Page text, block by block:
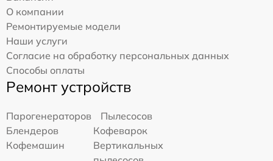
О компании
Ремонтируемые модели
Наши услуги
Согласие на обработку персональных данных
Способы оплаты
Ремонт устройств
Парогенераторов
Пылесосов
Блендеров
Кофеварок
Кофемашин
Вертикальных